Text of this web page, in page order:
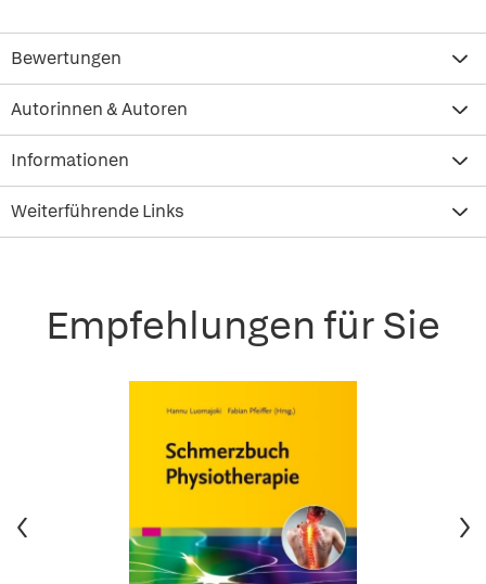
Bewertungen
Autorinnen & Autoren
Informationen
Weiterführende Links
Empfehlungen für Sie